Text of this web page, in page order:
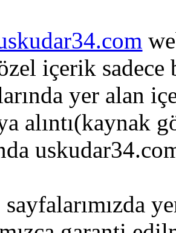
içerik sadece
yer alan
alıntı(kaynak
sayfalarımızda